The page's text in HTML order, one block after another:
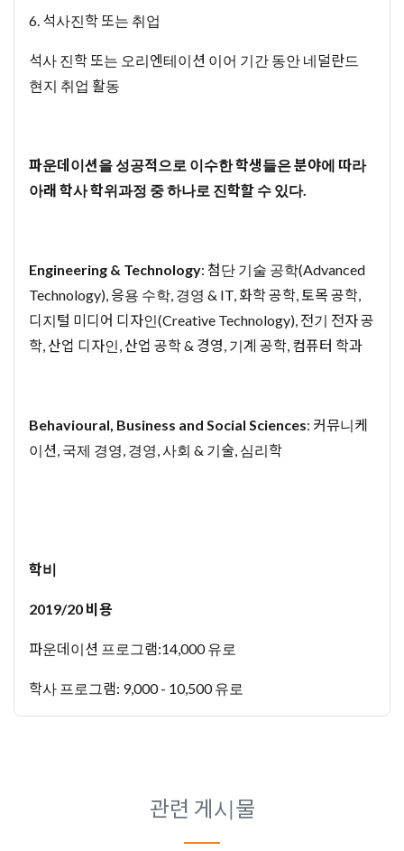
6. 석사진학 또는 취업
석사 진학 또는 오리엔테이션 이어 기간 동안 네덜란드
현지 취업 활동
파운데이션을 성공적으로 이수한 학생들은 분야에 따라
아래 학사 학위과정 중 하나로 진학할 수 있다.
Engineering & Technology: 첨단 기술 공학(Advanced
Technology), 응용 수학, 경영 & IT, 화학 공학, 토목 공학,
디지털 미디어 디자인(Creative Technology), 전기 전자 공
학, 산업 디자인, 산업 공학 & 경영, 기계 공학, 컴퓨터 학과
Behavioural, Business and Social Sciences: 커뮤니케
이션, 국제 경영, 경영, 사회 & 기술, 심리학
학비
2019/20 비용
파운데이션 프로그램:14,000 유로
학사 프로그램: 9,000 - 10,500 유로
관련 게시물